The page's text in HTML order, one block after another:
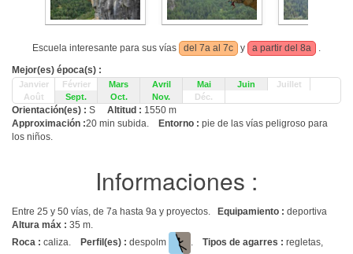
Escuela interesante para sus vías del 7a al 7c y a partir del 8a
.
Mejor(es) época(s) :
Janvier Février Mars Avril Mai Juin
Juillet
Août
Sept. Oct. Nov. Déc.
Orientación(es) : S Altitud : 1550 m
Approximación :20 min subida. Entorno : pie de las vías peligroso para
los niños.
Informaciones :
Entre 25 y 50 vías, de 7a hasta 9a y proyectos. Equipamiento : deportiva
Altura máx : 35 m.
Roca : caliza. Perfil(es) : despolm . Tipos de agarres : regletas,